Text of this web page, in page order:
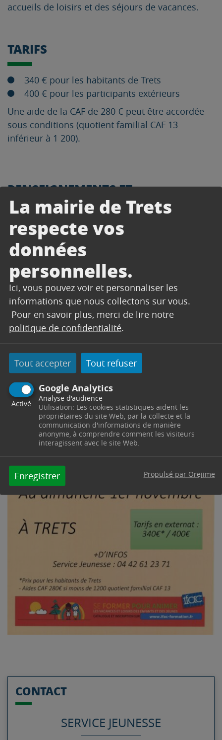
La mairie de Trets
respecte vos
données
personnelles.
Ici, vous pouvez voir et personnaliser les
informations que nous collectons sur vous.
Pour en savoir plus, merci de lire notre
politique de confidentialité.
Tout accepter Tout refuser
Google Analytics
Activé
Analyse d'audience
Utilisation: Les cookies statistiques aident les
propriétaires du site Web, par la collecte et la
communication d'informations de manière
anonyme, à comprendre comment les visiteurs
interagissent avec le site Web.
Enregistrer Propulsé par Orejime
accueils de loisirs et des séjours de vacances.
TARIFS
340 € pour les habitants de Trets
400 € pour les participants extérieurs
Une aide de la CAF de 280 € peut être accordée
sous conditions (quotient familial CAF 13
inférieur à 1 200).
RENSEIGNEMENTS ET
INSCRIPTIONS
Service Jeunesse de la Ville de Trets
Tél. : 04 42 61 23 71
Retrouvez également toutes les informations et
les modalités d’inscription sur le site de l’IFAC
Formation :www.ifac-formation.fr
CONTACT
SERVICE JEUNESSE